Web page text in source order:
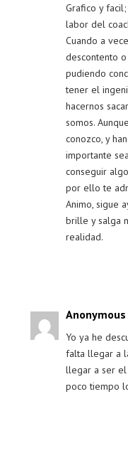
Grafico y
labor del
Cuando a
descontento
pudiendo
tener el
hacernos
somos.
conozco, y
importante
conseguir
por ello te
Animo, sigue
brille y salga
realidad.
Anonymous
Yo ya he
falta llegar a
llegar a ser el
poco tiempo